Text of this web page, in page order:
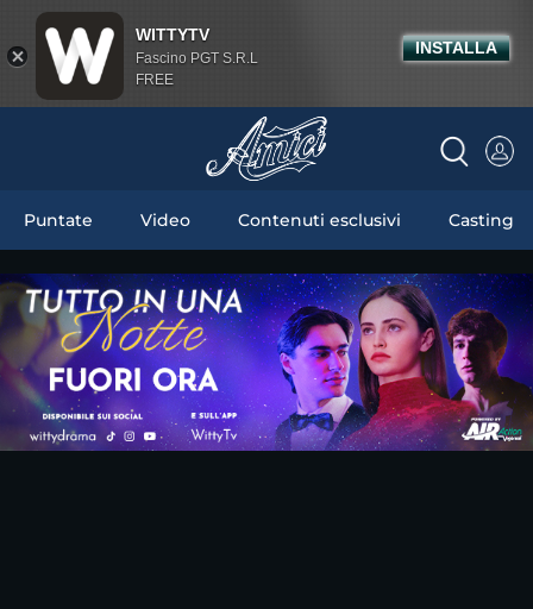
Puntate Video Contenuti esclusivi Casting
WITTYTV
Fascino PGT S.R.L
FREE
INSTALLA